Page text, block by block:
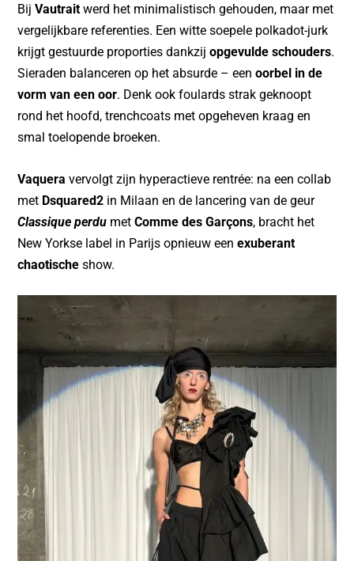
BijVautraitwerd het minimalistisch gehouden, maar met
vergelijkbare referenties. Een witte soepele polkadot-jurk
krijgt gestuurde proporties dankzijopgevulde schouders.
Sieraden balanceren op het absurde – eenoorbel in de
vorm van een oor. Denk ook foulards strak geknoopt
rond het hoofd, trenchcoats met opgeheven kraag en
smal toelopende broeken.
Vaquera vervolgt zijn hyperactieve rentrée: na een collab
met Dsquared2 in Milaan en de lancering van de geur
Classique perdu metComme des Garçons, bracht het
New Yorkse label in Parijs opnieuw eenexuberant
chaotische show.